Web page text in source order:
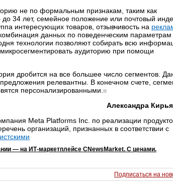
не по формальным признакам, таким как
34 лет, семейное положение или почтовый
интересующих товаров, отзывчивость на
данных по поведенческим параметрам
технологии позволяют собирать всю
, микросегментировать аудиторию при помощи
дробится на все большее число сегментов.
релевантны. В конечном счете,
персонализированными.
Александра
Meta Platforms Inc. по реализации
организаций, признанных в соответствии с
― на ИТ-маркетплейсе CNewsMarket. С ценами.
Подписаться на